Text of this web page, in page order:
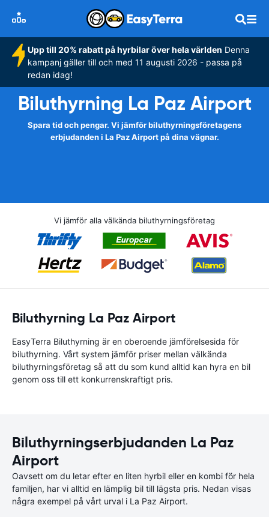
Upp till 20% rabatt på hyrbilar över hela världen Denna
kampanj gäller till och med 11 augusti 2026 - passa på
redan idag!
Biluthyrning La Paz Airport
Spara tid och pengar. Vi jämför biluthyrningsföretagens
erbjudanden i La Paz Airport på dina vägnar.
Vi jämför alla välkända biluthyrningsföretag
Biluthyrning La Paz Airport
EasyTerra Biluthyrning är en oberoende jämförelsesida för
biluthyrning. Vårt system jämför priser mellan välkända
biluthyrningsföretag så att du som kund alltid kan hyra en bil
genom oss till ett konkurrenskraftigt pris.
Biluthyrningserbjudanden La Paz
Airport
Oavsett om du letar efter en liten hyrbil eller en kombi för hela
familjen, har vi alltid en lämplig bil till lägsta pris. Nedan visas
några exempel på vårt urval i La Paz Airport.